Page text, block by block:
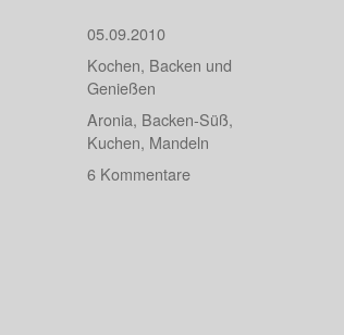
Veröffentlicht
am
05.09.2010
Kategorien
Kochen, Backen und
Genießen
Schlagwörter
Aronia, Backen-Süß,
Kuchen, Mandeln
6 Kommentarezu